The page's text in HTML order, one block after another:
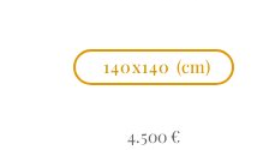
140x140 (cm)
4.500 €